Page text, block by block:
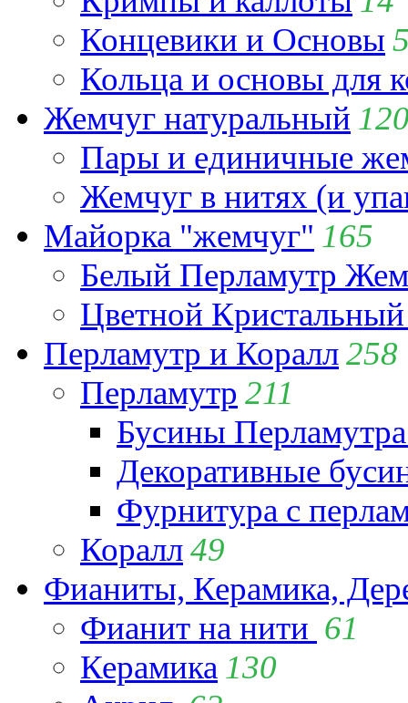
Концевики и Основы
Кольца и основы для
Жемчуг натуральный
Пары и единичные
Жемчуг в нитях (и
Майорка "жемчуг" 165
Белый Перламутр
Цветной
Перламутр и Коралл258
Перламутр 211
Бусины
Декоративные
Фурнитура с
Коралл49
Фианиты, Керамика,
Фианит на нити 61
Керамика 130